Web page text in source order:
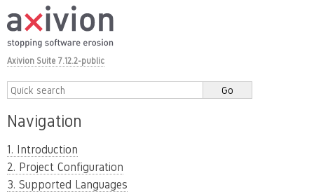
Axivion Suite 7.12.2-public
Navigation
1. Introduction
2. Project Configuration
3. Supported Languages